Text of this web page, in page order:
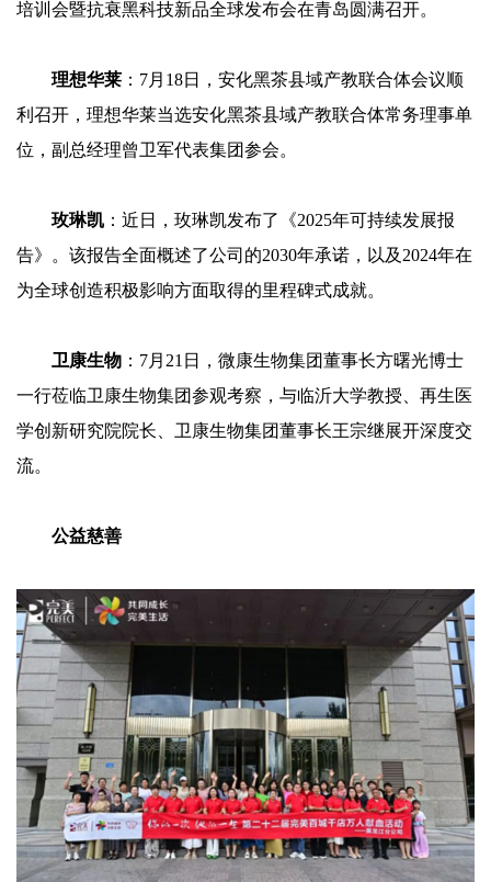
培训会暨抗衰黑科技新品全球发布会在青岛圆满召开。
理想华莱 ：7月18日，安化黑茶县域产教联合体会议顺
利召开，理想华莱当选安化黑茶县域产教联合体常务理事单
位，副总经理曾卫军代表集团参会。
玫琳凯 ：近日，玫琳凯发布了《2025年可持续发展报
告》。该报告全面概述了公司的2030年承诺，以及2024年在
为全球创造积极影响方面取得的里程碑式成就。
卫康生物 ：7月21日，微康生物集团董事长方曙光博士
一行莅临卫康生物集团参观考察，与临沂大学教授、再生医
学创新研究院院长、卫康生物集团董事长王宗继展开深度交
流。
公益慈善